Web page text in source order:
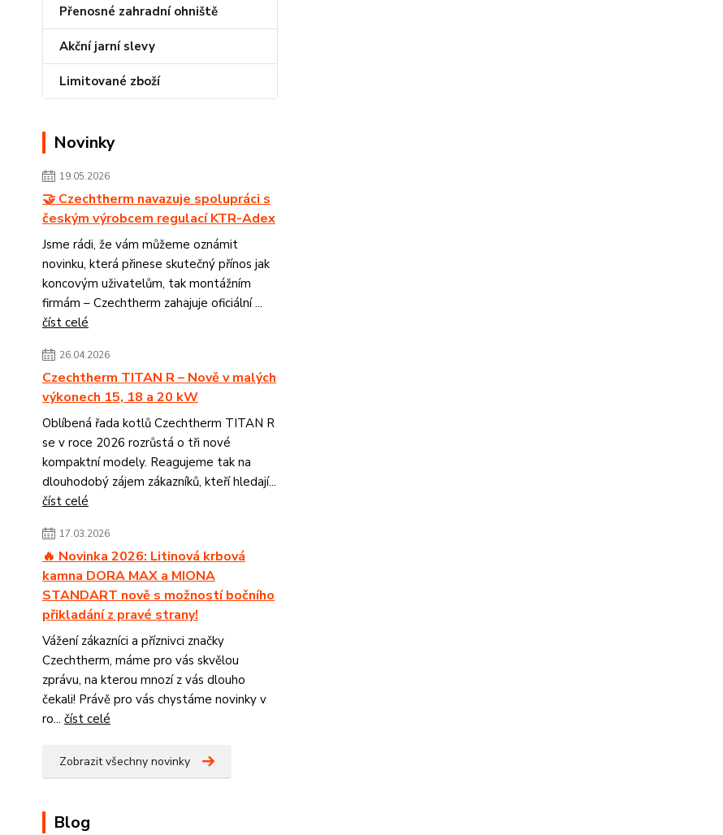
Přenosné zahradní ohniště
Akční jarní slevy
Limitované zboží
Novinky
19.05.2026
🤝 Czechtherm navazuje spolupráci s
českým výrobcem regulací KTR-Adex
Jsme rádi, že vám můžeme oznámit
novinku, která přinese skutečný přínos jak
koncovým uživatelům, tak montážním
firmám – Czechtherm zahajuje oficiální ...
číst celé
26.04.2026
Czechtherm TITAN R – Nově v malých
výkonech 15, 18 a 20 kW
Oblíbená řada kotlů Czechtherm TITAN R
se v roce 2026 rozrůstá o tři nové
kompaktní modely. Reagujeme tak na
dlouhodobý zájem zákazníků, kteří hledají...
číst celé
17.03.2026
🔥 Novinka 2026: Litinová krbová
kamna DORA MAX a MIONA
STANDART nově s možností bočního
přikladání z pravé strany!
Vážení zákazníci a příznivci značky
Czechtherm, máme pro vás skvělou
zprávu, na kterou mnozí z vás dlouho
čekali! Právě pro vás chystáme novinky v
ro... číst celé
Zobrazit všechny novinky
Blog